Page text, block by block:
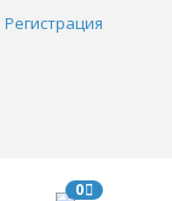
Регистрация
0